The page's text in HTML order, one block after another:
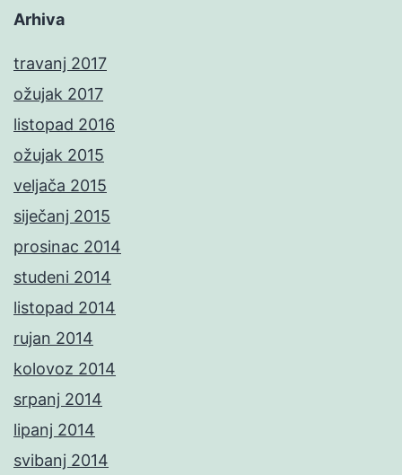
Arhiva
travanj 2017
ožujak 2017
listopad 2016
ožujak 2015
veljača 2015
siječanj 2015
prosinac 2014
studeni 2014
listopad 2014
rujan 2014
kolovoz 2014
srpanj 2014
lipanj 2014
svibanj 2014